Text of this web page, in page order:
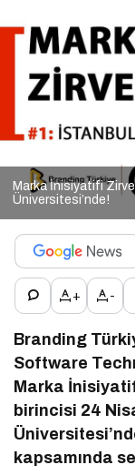
Marka İnisiyatifi
Üniversitesi’nde!
+ -
Branding
Software
Marka
birincisi 24
kapsamında